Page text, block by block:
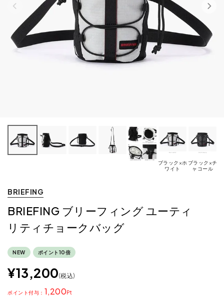
ブラック×ホ
ワイト
ブラック×チ
ャコール
BRIEFING
BRIEFING ブリーフィング ユーティ
リティチョークバッグ
NEW ポイント10倍
¥13,200 税込
1,200
ポイント